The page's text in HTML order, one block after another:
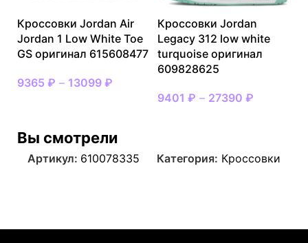
Кроссовки Jordan Air
Jordan 1 Low White Toe
GS оригинал 615608477
9365 ₽ – 13099 ₽
Кроссовки Jordan
Legacy 312 low white
turquoise оригинал
609828625
9401 ₽ – 27390 ₽
Вы смотрели
Артикул: 610078335 Категория: Кроссовки